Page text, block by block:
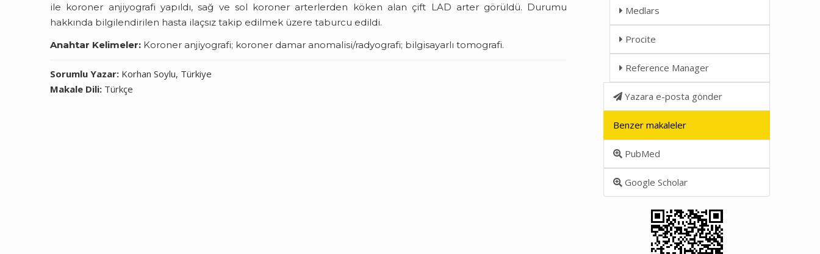
ile koroner anjiyografi yapıldı, sağ ve sol koroner arterlerden köken alan çift LAD arter görüldü. Durumu
hakkında bilgilendirilen hasta ilaçsız takip edilmek üzere taburcu edildi.
Anahtar Kelimeler: Koroner anjiyografi; koroner damar anomalisi/radyografi; bilgisayarlı tomografi.
Sorumlu Yazar: Korhan Soylu, Türkiye
Makale Dili: Türkçe
Medlars
Procite
Reference Manager
Yazara e-posta gönder
Benzer makaleler
PubMed
Google Scholar